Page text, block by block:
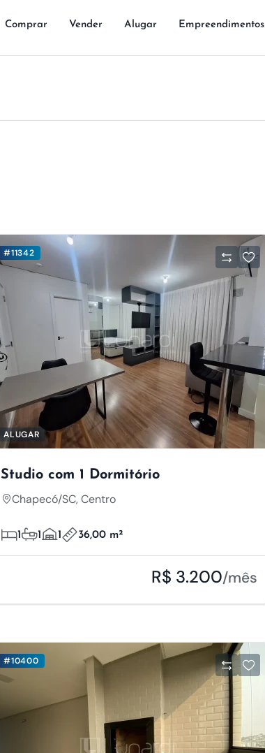
Comprar Vender Alugar Empreendimentos
#11342
ALUGAR
Studio com 1 Dormitório
Chapecó/SC, Centro
1 1 1 36,00 m²
R$ 3.200/mês
#10400